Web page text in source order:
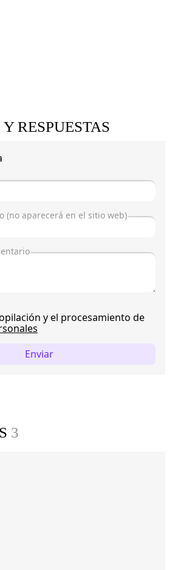
RESPUESTAS
y el procesamiento de
Enviar
3